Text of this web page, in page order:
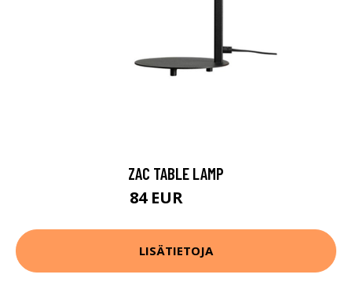
ZAC TABLE LAMP
84 EUR
LISÄTIETOJA